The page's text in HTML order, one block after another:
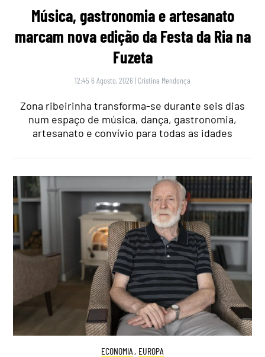
Música, gastronomia e artesanato
marcam nova edição da Festa da Ria na
Fuzeta
12:45 6 Agosto, 2026 | Cristina Mendonça
Zona ribeirinha transforma-se durante seis dias
num espaço de música, dança, gastronomia,
artesanato e convívio para todas as idades
ECONOMIA , EUROPA